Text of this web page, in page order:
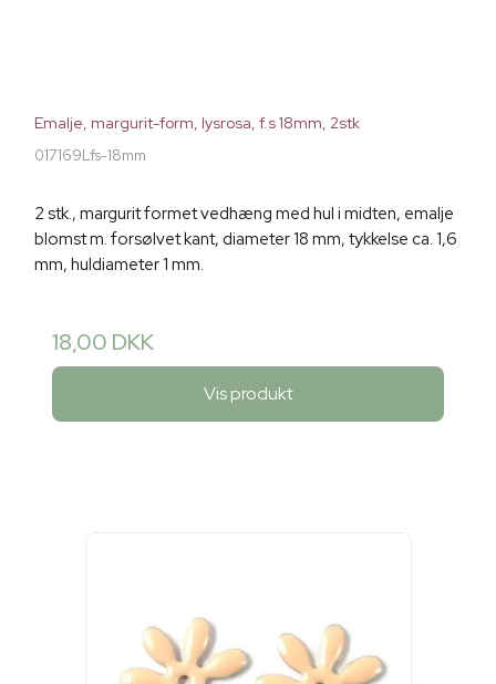
Emalje, margurit-form, lysrosa, f.s 18mm, 2stk
017169Lfs-18mm
2 stk., margurit formet vedhæng med hul i midten, emalje
blomst m. forsølvet kant, diameter 18 mm, tykkelse ca. 1,6
mm, huldiameter 1 mm.
18,00 DKK
Vis produkt